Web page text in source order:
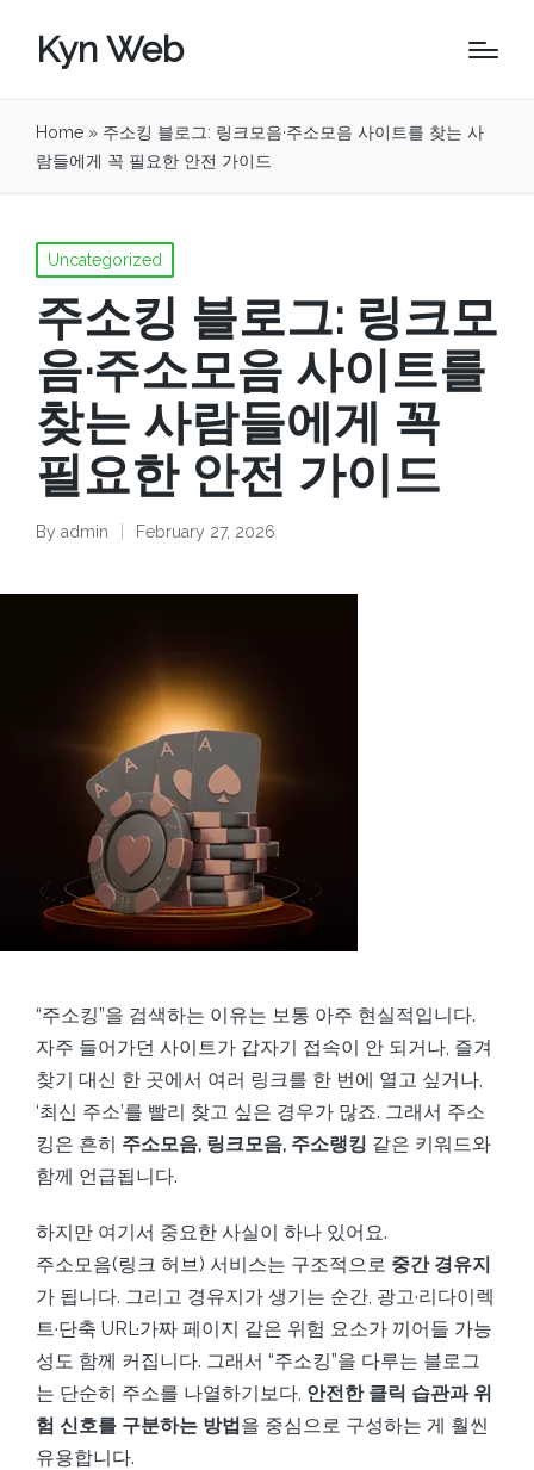
Kyn Web
Home » 주소킹 블로그: 링크모음·주소모음 사이트를 찾는 사
람들에게 꼭 필요한 안전 가이드
Posted
in
Uncategorized
주소킹 블로그: 링크모
음·주소모음 사이트를
찾는 사람들에게 꼭
필요한 안전 가이드
Posted
By admin February 27, 2026
“주소킹”을 검색하는 이유는 보통 아주 현실적입니다.
자주 들어가던 사이트가 갑자기 접속이 안 되거나, 즐겨
찾기 대신 한 곳에서 여러 링크를 한 번에 열고 싶거나,
‘최신 주소’를 빨리 찾고 싶은 경우가 많죠. 그래서 주소
킹은 흔히 주소모음, 링크모음, 주소랭킹 같은 키워드와
함께 언급됩니다.
하지만 여기서 중요한 사실이 하나 있어요.
주소모음(링크 허브) 서비스는 구조적으로 중간 경유지
가 됩니다. 그리고 경유지가 생기는 순간, 광고·리다이렉
트·단축 URL·가짜 페이지 같은 위험 요소가 끼어들 가능
성도 함께 커집니다. 그래서 “주소킹”을 다루는 블로그
는 단순히 주소를 나열하기보다, 안전한 클릭 습관과 위
험 신호를 구분하는 방법을 중심으로 구성하는 게 훨씬
유용합니다.